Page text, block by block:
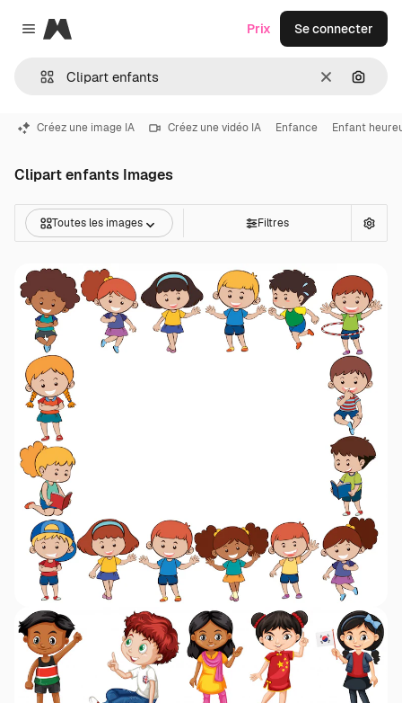
Close menu
Magnific
Effacer
Prix Se connecter
Créez une image IA Créez une vidéo IA Enfance Enfant
Clipart enfants Images
Toutes les images Filtres